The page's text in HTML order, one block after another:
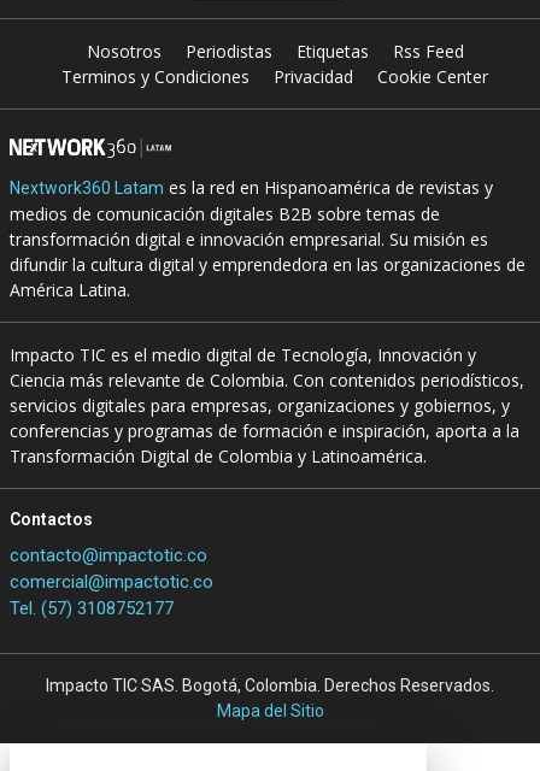
Nosotros Periodistas Etiquetas
Rss Feed
Terminos y Condiciones
Privacidad Cookie Center
Nextwork360 Latam es la red en Hispanoamérica de revistas y
medios de comunicación digitales B2B sobre temas de
transformación digital e innovación empresarial. Su misión es
difundir la cultura digital y emprendedora en las organizaciones de
América Latina.
Impacto TIC es el medio digital de Tecnología, Innovación y
Ciencia más relevante de Colombia. Con contenidos periodísticos,
servicios digitales para empresas, organizaciones y gobiernos, y
conferencias y programas de formación e inspiración, aporta a la
Transformación Digital de Colombia y Latinoamérica.
Contactos
contacto@impactotic.co
comercial@impactotic.co
Tel. (57) 3108752177
Impacto TIC SAS. Bogotá, Colombia. Derechos Reservados.
Mapa del Sitio